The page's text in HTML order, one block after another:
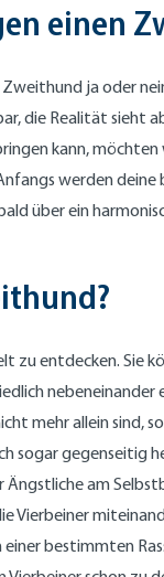
einen
ja oder
die Realität sieht
kann,
werden
über ein
zu entdecken. Sie
nebeneinander
mehr allein sind,
sogar gegenseitig
am
Vierbeiner
bestimmten